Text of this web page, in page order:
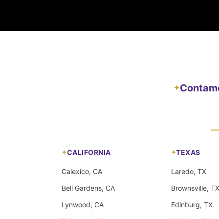
✦
CALIFORNIA
Calexico, CA
Bell Gardens, CA
Lynwood, CA
TEXAS
Laredo, TX
Brownsville, TX
Edinburg, TX